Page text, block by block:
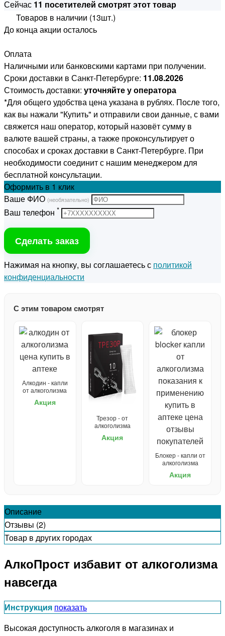
Сейчас 11 посетителей смотрят этот товар
Товаров в наличии (13шт.)
До конца акции осталось
Оплата
Наличными или банковскими картами при получении.
Сроки доставки в Санкт-Петербурге: 11.08.2026
Стоимость доставки: уточняйте у оператора
*Для общего удобства цена указана в рублях. После того,
как вы нажали "Купить" и отправили свои данные, с вами
свяжется наш оператор, который назовёт сумму в
валюте вашей страны, а также проконсультирует о
способах и сроках доставки в Санкт-Петербурге. При
необходимости соединит с нашим менеджером для
бесплатной консультации.
Оформить в 1 клик
Ваше ФИО (необязательно)
Ваш телефон *
Сделать заказ
Нажимая на кнопку, вы соглашаетесь с политикой
конфиденциальности
С этим товаром смотрят
Алкодин - капли
от алкоголизма
Акция
Трезор - от
алкоголизма
Акция
Блокер - капли от
алкоголизма
Акция
Описание
Отзывы (2)
Товар в других городах
АлкоПрост избавит от алкоголизма
навсегда
Инструкция показать
Высокая доступность алкоголя в магазинах и